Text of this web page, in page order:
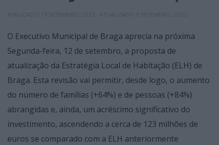
O Executivo Municipal de Braga aprecia na próxima
Segunda-feira, 12 de setembro, a proposta de
atualização da Estratégia Local de Habitação (ELH) de
Braga. Esta revisão vai permitir, desde logo, o aumento
do número de famílias (+64%) e de pessoas (+84%)
abrangidas e, ainda, um acréscimo significativo do
investimento, ascendendo a cerca de 123 milhões de
euros se comparado com a ELH anteriormente